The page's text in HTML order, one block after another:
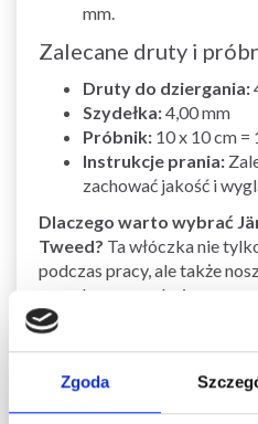
Zgoda
mm.
Zalecane druty i
Druty do dziergania:
Szydełka:4,00 mm
Próbnik: 10 x 10 cm
Instrukcje prania:
zachować jakość i
Dlaczego warto wybrać
Tweed? Ta włóczka nie
podczas pracy, ale także
ponadczasowy design
dziergane staną się
Inwestuj w jakość i komfort